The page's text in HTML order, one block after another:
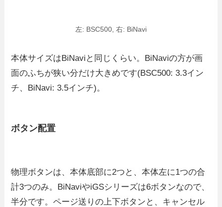
左: BSC500, 右: BiNavi
本体サイズはBiNaviと同じくらい。BiNaviの方が画
面のふちが狭い分だけ大きめです(BSC500: 3.3イン
チ、BiNavi: 3.5インチ)。
ボタン配置
物理ボタンは、本体底部に2つと、本体左に1つの合
計3つのみ。BiNaviやiGSシリーズは6ボタンなので、
半分です。ページ送りの上下ボタンと、キャンセル